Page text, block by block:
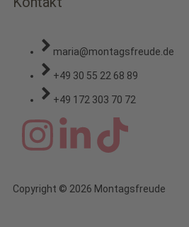
maria@montagsfreude.de
+49 30 55 22 68 89
+49 172 303 70 72
Copyright © 2026 Montagsfreude